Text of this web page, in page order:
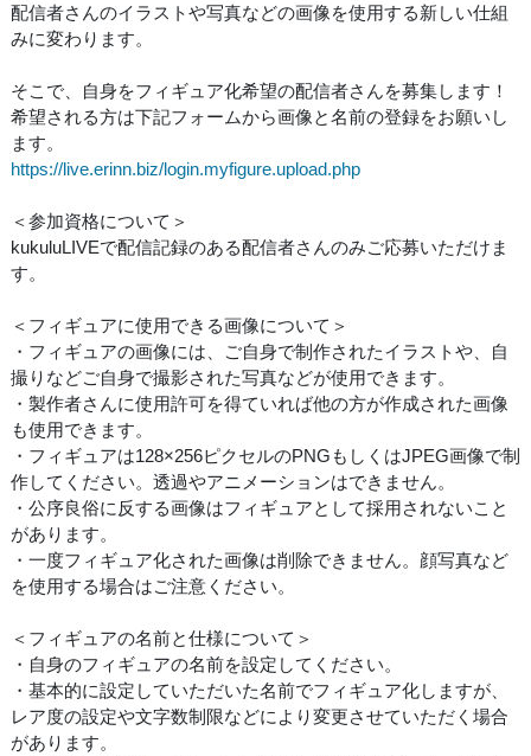
配信者さんのイラストや写真などの画像を使用する新しい仕組
みに変わります。
そこで、自身をフィギュア化希望の配信者さんを募集します！
希望される方は下記フォームから画像と名前の登録をお願いし
ます。
https://live.erinn.biz/login.myfigure.upload.php
＜参加資格について＞
kukuluLIVEで配信記録のある配信者さんのみご応募いただけま
す。
＜フィギュアに使用できる画像について＞
・フィギュアの画像には、ご自身で制作されたイラストや、自
撮りなどご自身で撮影された写真などが使用できます。
・製作者さんに使用許可を得ていれば他の方が作成された画像
も使用できます。
・フィギュアは128×256ピクセルのPNGもしくはJPEG画像で制
作してください。透過やアニメーションはできません。
・公序良俗に反する画像はフィギュアとして採用されないこと
があります。
・一度フィギュア化された画像は削除できません。顔写真など
を使用する場合はご注意ください。
＜フィギュアの名前と仕様について＞
・自身のフィギュアの名前を設定してください。
・基本的に設定していただいた名前でフィギュア化しますが、
レア度の設定や文字数制限などにより変更させていただく場合
があります。